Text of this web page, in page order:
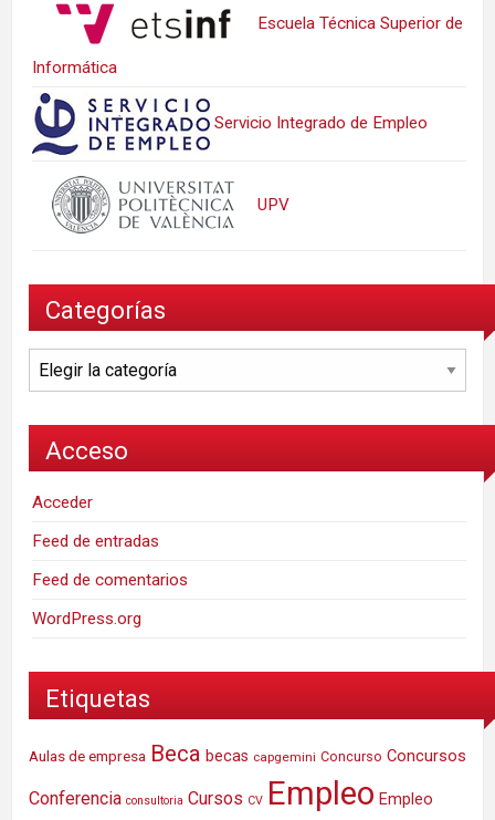
Escuela Técnica Superior de
Informática
Servicio Integrado de Empleo
UPV
Categorías
Categorías
Acceso
Acceder
Feed de entradas
Feed de comentarios
WordPress.org
Etiquetas
Aulas de empresa Beca becas capgemini Concurso Concursos
Conferencia consultoria Cursos CV Empleo Empleo